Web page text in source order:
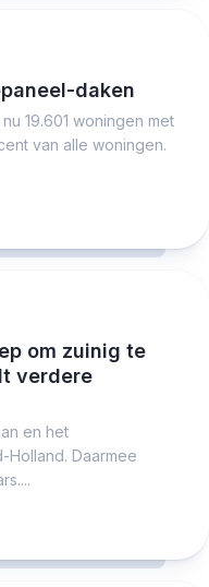
daken
19.601 woningen met
van alle woningen.
om zuinig te
verdere
en het
Daarmee